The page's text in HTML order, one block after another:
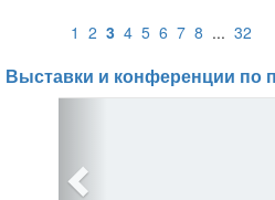
1 2 3 4 5 6 7 8 ... 32
Выставки и конференции по